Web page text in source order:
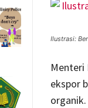
Ilustrasi:
Menteri
ekspor